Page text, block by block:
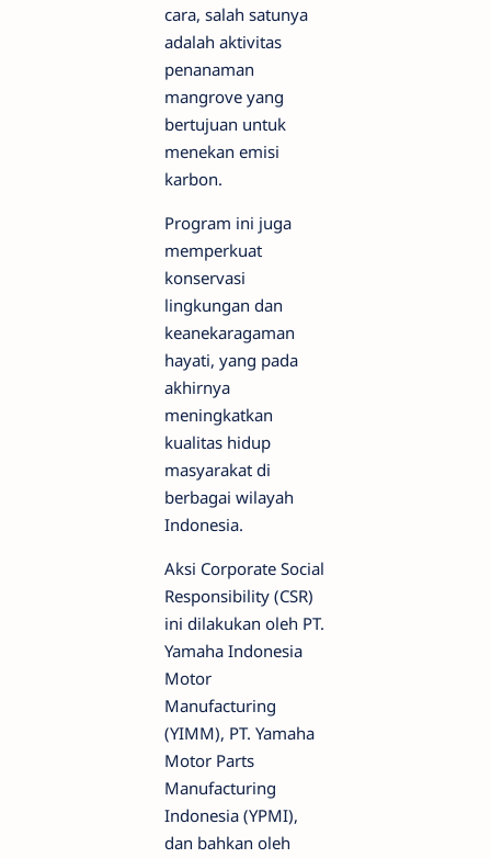
cara, salah satunya
adalah aktivitas
penanaman
mangrove yang
bertujuan untuk
menekan emisi
karbon.
Program ini juga
memperkuat
konservasi
lingkungan dan
keanekaragaman
hayati, yang pada
akhirnya
meningkatkan
kualitas hidup
masyarakat di
berbagai wilayah
Indonesia.
Aksi Corporate Social
Responsibility (CSR)
ini dilakukan oleh PT.
Yamaha Indonesia
Motor
Manufacturing
(YIMM), PT. Yamaha
Motor Parts
Manufacturing
Indonesia (YPMI),
dan bahkan oleh